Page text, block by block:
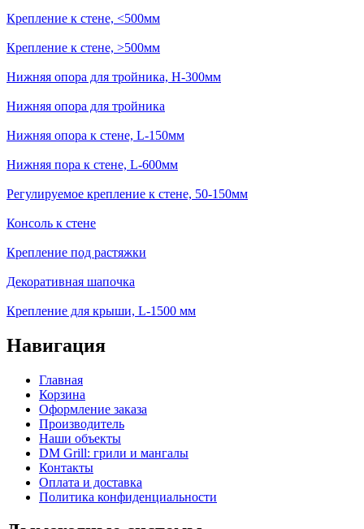
Крепление к стене, <500мм
Крепление к стене, >500мм
Нижняя опора для тройника, H-300мм
Нижняя опора для тройника
Нижняя опора к стене, L-150мм
Нижняя пора к стене, L-600мм
Регулируемое крепление к стене, 50-150мм
Консоль к стене
Крепление под растяжки
Декоративная шапочка
Крепление для крыши, L-1500 мм
Навигация
Главная
Корзина
Оформление заказа
Производитель
Наши объекты
DM Grill: грили и мангалы
Контакты
Оплата и доставка
Политика конфиденциальности